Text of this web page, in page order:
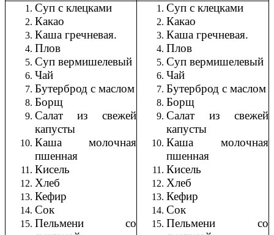
Суп с клецками
Какао
Каша гречневая.
Плов
Суп вермишелевый
Чай
Бутерброд с маслом
Борщ
Салат из свежей
капусты
Каша молочная
пшенная
Кисель
Хлеб
Кефир
Сок
Пельмени со
Суп с клецками
Какао
Каша гречневая.
Плов
Суп вермишелевый
Чай
Бутерброд с маслом
Борщ
Салат из свежей
капусты
Каша молочная
пшенная
Кисель
Хлеб
Кефир
Сок
Пельмени со